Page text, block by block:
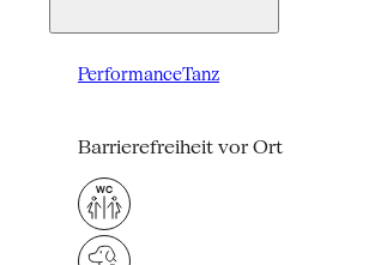
PerformanceTanz
Barrierefreiheit vor Ort